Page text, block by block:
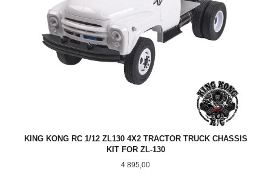
KING KONG RC 1/12 ZL130 4X2 TRACTOR TRUCK CHASSIS
KIT FOR ZL-130
Pris
4 895,00